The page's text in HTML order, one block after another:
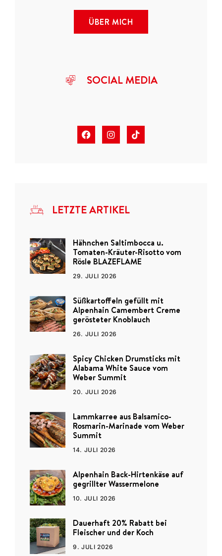
ÜBER MICH
SOCIAL MEDIA
LETZTE ARTIKEL
Hähnchen Saltimbocca u.
Tomaten-Kräuter-Risotto vom
Rösle BLAZEFLAME
29. JULI 2026
Süßkartoffeln gefüllt mit
Alpenhain Camembert Creme
gerösteter Knoblauch
26. JULI 2026
Spicy Chicken Drumsticks mit
Alabama White Sauce vom
Weber Summit
20. JULI 2026
Lammkarree aus Balsamico-
Rosmarin-Marinade vom Weber
Summit
14. JULI 2026
Alpenhain Back-Hirtenkäse auf
gegrillter Wassermelone
10. JULI 2026
Dauerhaft 20% Rabatt bei
Fleischer und der Koch
9. JULI 2026